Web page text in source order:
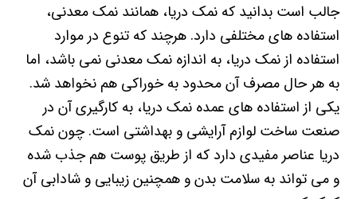
جالب است بدانید که نمک دریا، همانند نمک معدنی،
استفاده های مختلفی دارد. هرچند که تنوع در موارد
استفاده از نمک دریا، به اندازه نمک معدنی نمی باشد، اما
به هر حال مصرف آن محدود به خوراکی هم نخواهد شد.
یکی از استفاده های عمده نمک دریا، به کارگیری آن در
صنعت ساخت لوازم آرایشی و بهداشتی است. چون نمک
دریا عناصر مفیدی دارد که از طریق پوست هم جذب شده
و می تواند به سلامت بدن و همچنین زیبایی و شادابی آن